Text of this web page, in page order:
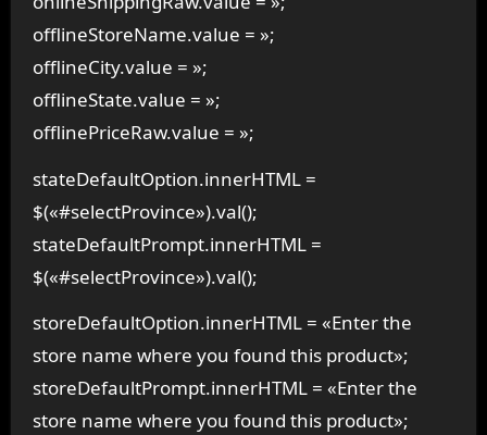
offlineStoreName.value = »;
offlineCity.value = »;
offlineState.value = »;
offlinePriceRaw.value = »;
stateDefaultOption.innerHTML =
$(«#selectProvince»).val();
stateDefaultPrompt.innerHTML =
$(«#selectProvince»).val();
storeDefaultOption.innerHTML = «Enter the
store name where you found this product»;
storeDefaultPrompt.innerHTML = «Enter the
store name where you found this product»;